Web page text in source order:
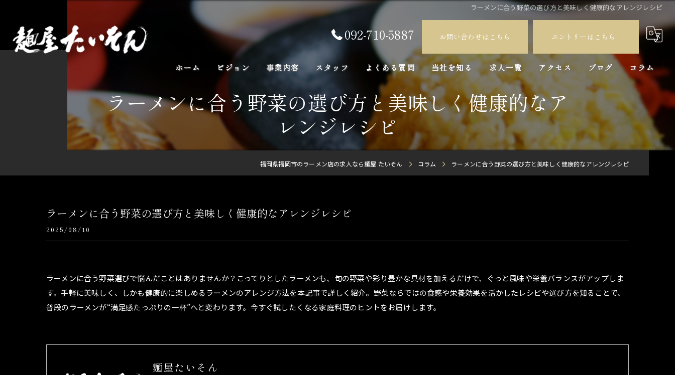
ラーメンに合う野菜の選び方と美味しく健康的なアレンジレシピ
092-710-5887 お問い合わせはこちら エントリーはこちら
ホーム ビジョン 事業内容 スタッフ よくある質問 当社を知る
正社員
求人
アルバイト
未経験
求人一覧 アクセス ブログ コラム
ラーメンに合う野菜の選び方と美味しく健康的なア
レンジレシピ
福岡県福岡市のラーメン店の求人なら麺屋 たいそん コラム ラーメンに合う野菜の選び方と美味しく健康的なアレンジレシピ
ラーメンに合う野菜の選び方と美味しく健康的なアレンジレシピ
2025/08/10
ラーメンに合う野菜選びで悩んだことはありませんか？こってりとしたラーメンも、旬の野菜や彩り豊かな具材を加えるだけで、ぐっと風味や栄養バランスがアップしま
す。手軽に美味しく、しかも健康的に楽しめるラーメンのアレンジ方法を本記事で詳しく紹介。野菜ならではの食感や栄養効果を活かしたレシピや選び方を知ることで、
普段のラーメンが“満足感たっぷりの一杯”へと変わります。今すぐ試したくなる家庭料理のヒントをお届けします。
麺屋たいそん